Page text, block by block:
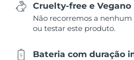
Cruelty-free e Vegano
Não recorremos a
ou testar este produto.
Bateria com duração